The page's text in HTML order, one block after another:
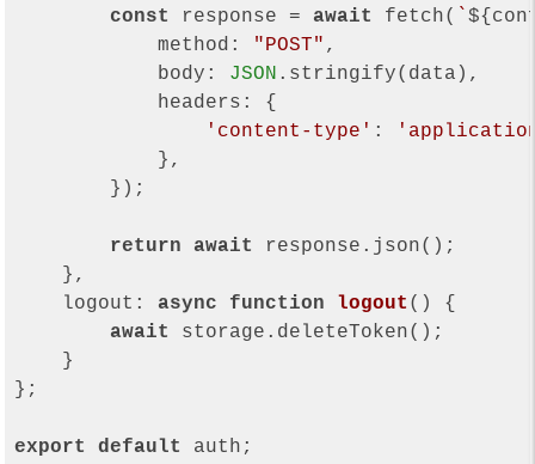
const
response = await fetch( `
method : "POST" ,
body : JSON .stringify(data),
headers : {
'content-type' :
            },
        });
return await
response.json();
    },
logout : async function logout ( ) {
await
storage.deleteToken();
    }
};
export default